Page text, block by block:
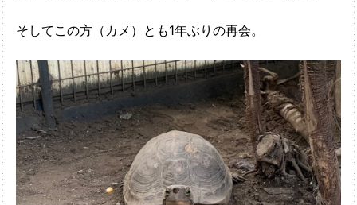
そしてこの方（カメ）とも1年ぶりの再会。